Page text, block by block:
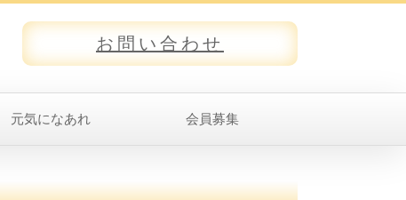
お問い合わせ
元気になあれ 会員募集